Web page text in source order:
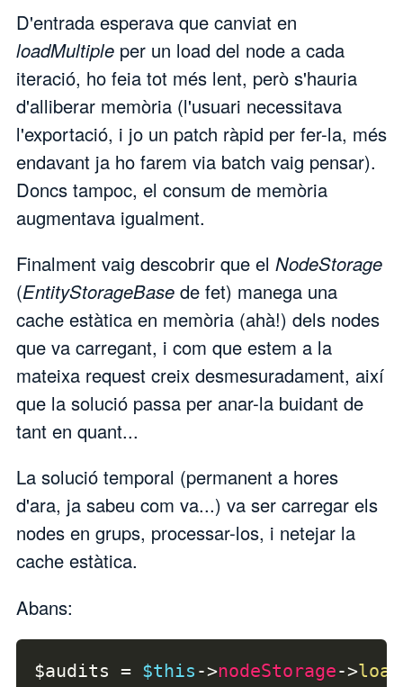
D'entrada esperava que canviat en
loadMultiple per un load del node a cada
iteració, ho feia tot més lent, però s'hauria
d'alliberar memòria (l'usuari necessitava
l'exportació, i jo un patch ràpid per fer-la, més
endavant ja ho farem via batch vaig pensar).
Doncs tampoc, el consum de memòria
augmentava igualment.
Finalment vaig descobrir que el NodeStorage
(EntityStorageBase de fet) manega una
cache estàtica en memòria (ahà!) dels nodes
que va carregant, i com que estem a la
mateixa request creix desmesuradament, així
que la solució passa per anar-la buidant de
tant en quant...
La solució temporal (permanent a hores
d'ara, ja sabeu com va...) va ser carregar els
nodes en grups, processar-los, i netejar la
cache estàtica.
Abans:
$audits = $this ->nodeStorage->